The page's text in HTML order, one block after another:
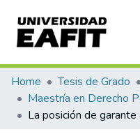
Communities & Collections
All of DSpace
Home Tesis de Grado